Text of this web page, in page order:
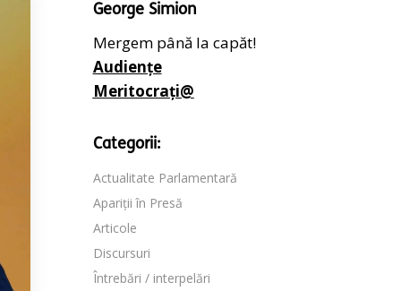
George Simion
Mergem până la capăt!
Audiențe
Meritocrați@
Categorii:
Actualitate Parlamentară
Apariții în Presă
Articole
Discursuri
Întrebări / interpelări